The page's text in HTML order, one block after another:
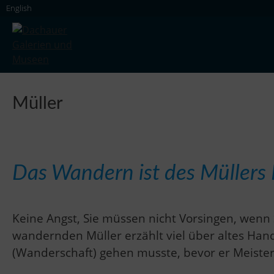
Skip
content
English
Müller
Das Wandern ist des Müllers
Keine Angst, Sie müssen nicht Vorsingen,
wandernden Müller erzählt viel über altes
(Wanderschaft) gehen musste, bevor er